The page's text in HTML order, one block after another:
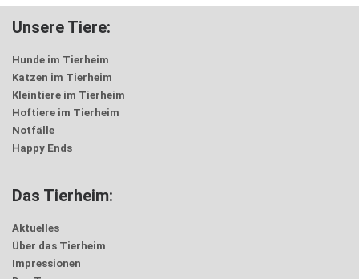
Unsere Tiere:
Hunde im Tierheim
Katzen im Tierheim
Kleintiere im Tierheim
Hoftiere im Tierheim
Notfälle
Happy Ends
Das Tierheim:
Aktuelles
Über das Tierheim
Impressionen